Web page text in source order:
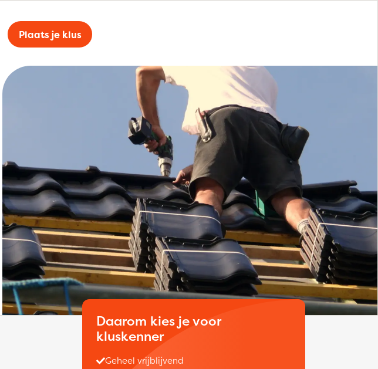
Plaats je klus
Daarom kies je voor
kluskenner
Geheel vrijblijvend